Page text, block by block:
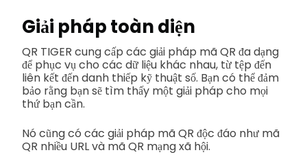
Giải pháp toàn diện
QR TIGER cung cấp các giải pháp mã QR đa dạng
để phục vụ cho các dữ liệu khác nhau, từ tệp đến
liên kết đến danh thiếp kỹ thuật số. Bạn có thể đảm
bảo rằng bạn sẽ tìm thấy một giải pháp cho mọi
thứ bạn cần.
Nó cũng có các giải pháp mã QR độc đáo như mã
QR nhiều URL và mã QR mạng xã hội.